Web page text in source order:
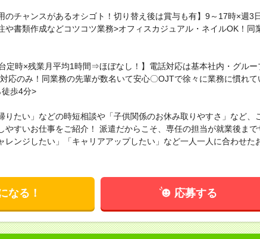
のチャンスがあるオシゴト！切り替え後は賞与も有】9～17時×週3
や書類作成などコツコツ業務>オフィスカジュアル・ネイルOK！同
定時×残業月平均1時間⇒ほぼなし！】電話対応は基本社内・グルー
応のみ！同業務の先輩が数名いて安心〇OJTで徐々に業務に慣れて
歩4分>
りたい」などの時短相談や「子供関係のお休み取りやすさ」など、
やすいお仕事をご紹介！ 派遣だからこそ、専任の担当が就業後まで
レンジしたい」「キャリアアップしたい」など一人一人に合わせた
なる！ 応募する